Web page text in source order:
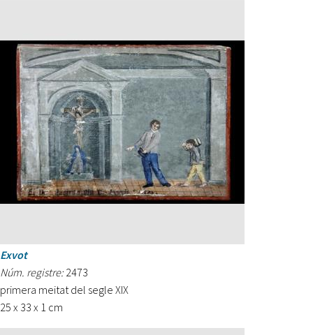
Exvot
Núm. registre: 2473
primera meitat del segle XIX
25 x 33 x 1 cm